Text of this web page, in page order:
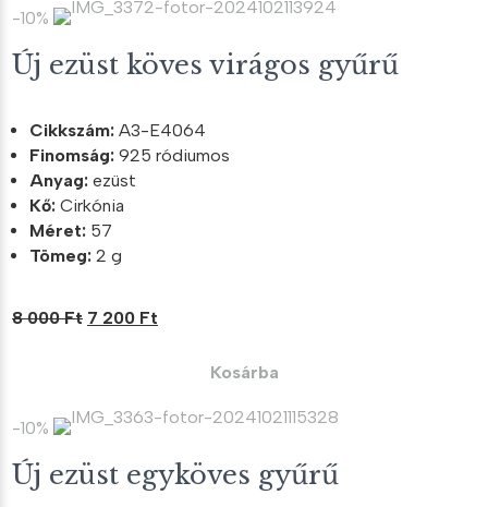
000 Ft. 200 Ft.
-10%
Új ezüst köves virágos gyűrű
Cikkszám: A3-E4064
Finomság: 925 ródiumos
Anyag: ezüst
Kő: Cirkónia
Méret: 57
Tömeg: 2 g
8 000Ft Original
000 Ft.
7 200 Ft
200 Ft.
Kosárba
-10%
Új ezüst egyköves gyűrű